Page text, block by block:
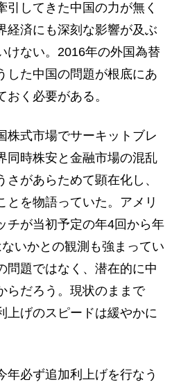
引してきた中国の力が無く
経済にも深刻な影響が及ぶ
けない。2016年の外国為替
した中国の問題が根底にあ
く必要がある。
株式市場でサーキットブレ
同時株安と金融市場の混乱
さがあらためて顕在化し、
とを物語っていた。アメリ
チが当初予定の年4回から年
いかとの観測も強まってい
問題ではなく、潜在的に中
らだろう。現状のままで
上げのスピードは緩やかに
年必ず追加利上げを行なう